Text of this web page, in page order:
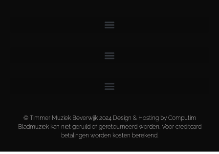
© Timmer Muziek Beverwijk 2024 Design & Hosting by Computim
Bladmuziek kan niet geruild of geretourneerd worden. Voor creditcard
betalingen worden kosten berekend.